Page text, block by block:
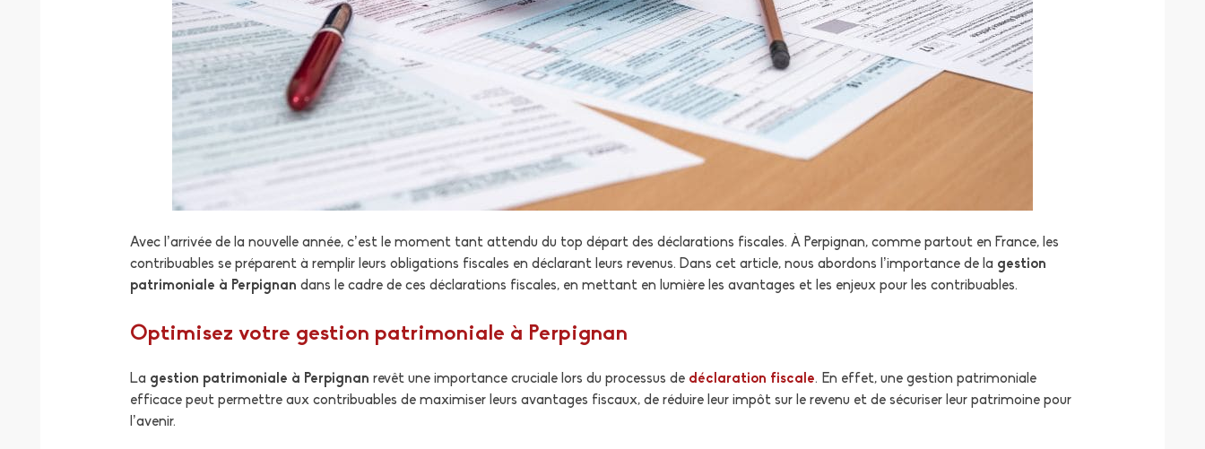
Avec l’arrivée de la nouvelle année, c’est le moment tant attendu du top départ des déclarations fiscales. À Perpignan, comme partout en France, les
contribuables se préparent à remplir leurs obligations fiscales en déclarant leurs revenus. Dans cet article, nous abordons l’importance de la gestion
patrimoniale à Perpignan dans le cadre de ces déclarations fiscales, en mettant en lumière les avantages et les enjeux pour les contribuables.
Optimisez votre gestion patrimoniale à Perpignan
La gestion patrimoniale à Perpignan revêt une importance cruciale lors du processus de déclaration fiscale. En effet, une gestion patrimoniale
efficace peut permettre aux contribuables de maximiser leurs avantages fiscaux, de réduire leur impôt sur le revenu et de sécuriser leur patrimoine pour
l’avenir.